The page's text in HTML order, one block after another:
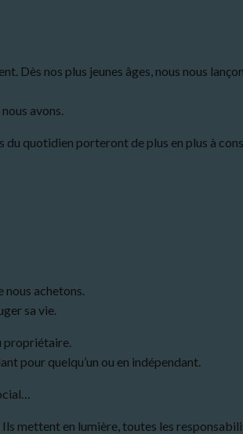
Dès nos plus jeunes âges, nous nous
avons.
quotidien porteront de plus en plus à
nous achetons.
sa vie.
propriétaire.
pour quelqu’un ou en indépendant.
mettent en lumière, toutes les